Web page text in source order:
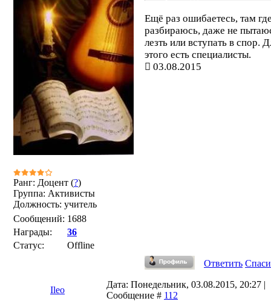
Ранг: Доцент (?)
Группа: Активисты
Должность: учитель
Сообщений: 1688
Награды:
36
Статус:
Offline
Ещё раз ошибаетесь, там
разбираюсь, даже не
лезть или вступать в спор.
этого есть специалисты.
03.08.2015
Ответить
Ileo
Дата: Понедельник, 03.08.2015, 20:27 |
Сообщение # 112